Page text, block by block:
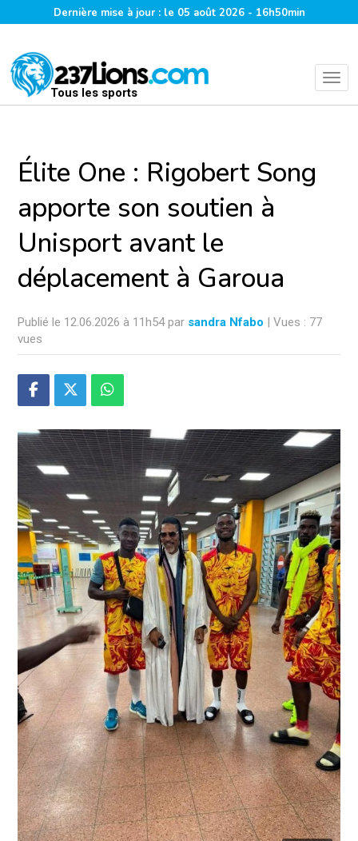
Dernière mise à jour : le 05 août 2026 - 16h50min
Tous les sports
Élite One : Rigobert Song
apporte son soutien à
Unisport avant le
déplacement à Garoua
Publié le 12.06.2026 à 11h54 par sandra Nfabo | Vues : 77
vues